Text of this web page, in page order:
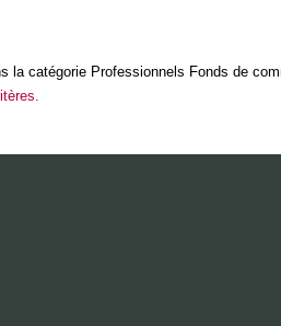
la catégorie Professionnels Fonds de